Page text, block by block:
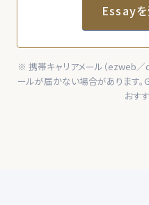
Essay
※ 携帯キャリアメール（ezweb
ールが届かない場合があります
おす